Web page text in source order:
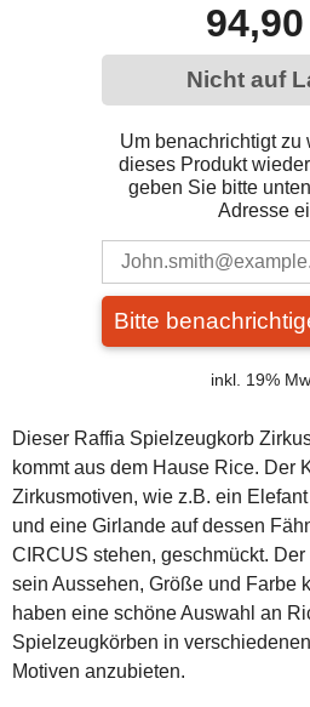
Nicht auf
Um benachrichtigt zu
dieses Produkt
geben Sie bitte
Adresse
Bitte
inkl. 19%
Dieser Raffia Spielzeugkorb
kommt aus dem Hause Rice. Der
Zirkusmotiven, wie z.B. ein
und eine Girlande auf dessen
CIRCUS stehen, geschmückt.
sein Aussehen, Größe und Farbe
haben eine schöne Auswahl an
Spielzeugkörben in
Motiven anzubieten.